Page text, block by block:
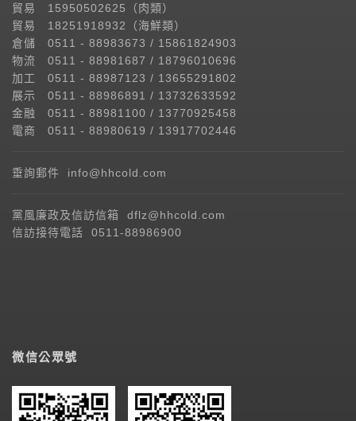
貿易 15950502625（肉類）
貿易 18251918932（海鮮類）
倉儲 0511 - 88983673 / 15861824903
物流 0511 - 88981687 / 18796010696
加工 0511 - 88987123 / 13655291802
展示 0511 - 88986891 / 13732633592
金融 0511 - 88981100 / 13770925458
電商 0511 - 88980619 / 13917702446
垂詢郵件 info@hhcold.com
黨風廉政及信訪信箱 dflz@hhcold.com
信訪接待電話 0511-88986900
微信公眾號